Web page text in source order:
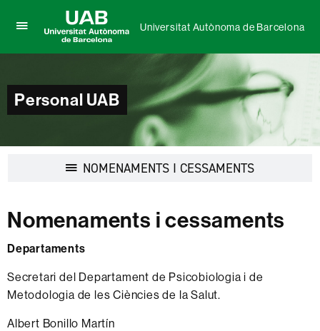
per
menú
de
de
Barcelona
de
Barcelona
Universitat Autònoma de Barcelona
Personal UAB
NOMENAMENTS I CESSAMENTS
Nomenaments i cessaments
Departaments
Secretari del Departament de Psicobiologia i de
Metodologia de les Ciències de la Salut.
Albert Bonillo Martín